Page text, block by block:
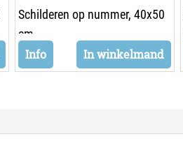
Schilderen op nummer, 40x50
cm
Info
In winkelmand